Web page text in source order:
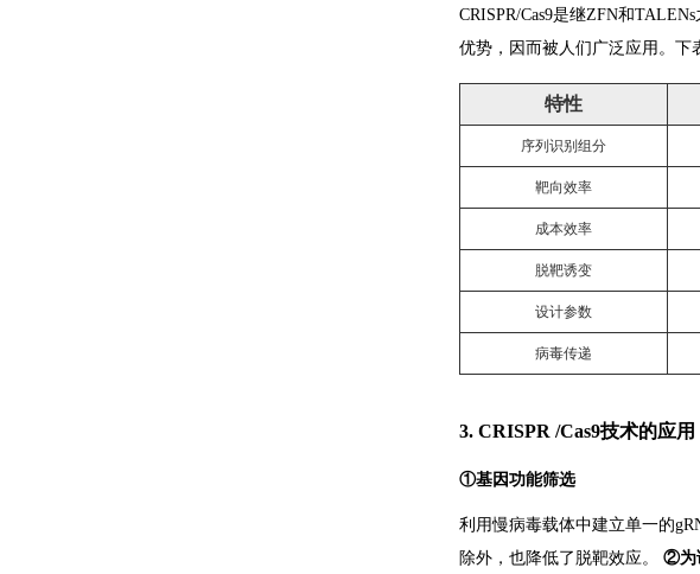
CRISPR/Cas9是继ZFN和
优势，因而被人们广泛应用。下
特性
序列识别组分
靶向效率
成本效率
脱靶诱变
设计参数
病毒传递
3. CRISPR /Cas9技术的应用
①基因功能筛选
利用慢病毒载体中建立单一的
除外，也降低了脱靶效应。 ②为